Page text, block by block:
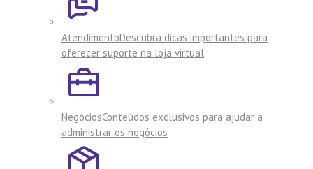
AtendimentoDescubra dicas importantes para
oferecer suporte na loja virtual
NegóciosConteúdos exclusivos para ajudar a
administrar os negócios